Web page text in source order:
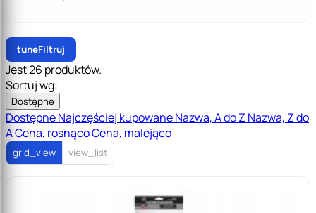
tuneFiltruj
Jest 26 produktów.
Sortuj wg:
Dostępne
DostępneNajczęściej kupowaneNazwa, A do Z Nazwa, Z do
ACena, rosnącoCena, malejąco
grid_view view_list